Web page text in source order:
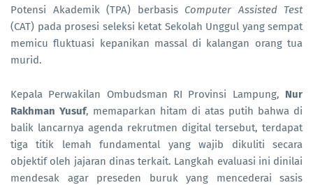
Potensi Akademik (TPA) berbasis Computer Assisted Test
(CAT) pada prosesi seleksi ketat Sekolah Unggul yang sempat
memicu fluktuasi kepanikan massal di kalangan orang tua
murid.
Kepala Perwakilan Ombudsman RI Provinsi Lampung, Nur
Rakhman Yusuf, memaparkan hitam di atas putih bahwa di
balik lancarnya agenda rekrutmen digital tersebut, terdapat
tiga titik lemah fundamental yang wajib dikuliti secara
objektif oleh jajaran dinas terkait. Langkah evaluasi ini dinilai
mendesak agar preseden buruk yang mencederai sasis